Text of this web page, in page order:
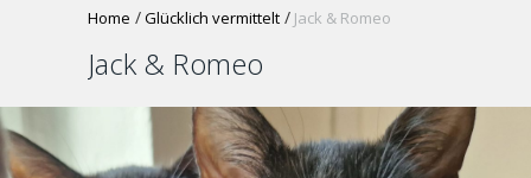
Home Glücklich vermittelt Jack & Romeo
Jack & Romeo